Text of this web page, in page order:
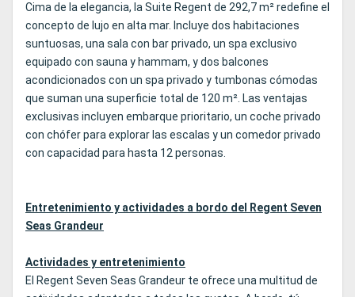
Cima de la elegancia, la Suite Regent de 292,7 m² redefine el
concepto de lujo en alta mar. Incluye dos habitaciones
suntuosas, una sala con bar privado, un spa exclusivo
equipado con sauna y hammam, y dos balcones
acondicionados con un spa privado y tumbonas cómodas
que suman una superficie total de 120 m². Las ventajas
exclusivas incluyen embarque prioritario, un coche privado
con chófer para explorar las escalas y un comedor privado
con capacidad para hasta 12 personas.
Entretenimiento y actividades a bordo del Regent Seven
Seas Grandeur
Actividades y entretenimiento
El Regent Seven Seas Grandeur te ofrece una multitud de